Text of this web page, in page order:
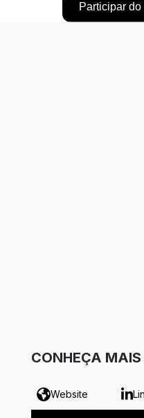
Participar
CONHEÇA MAIS
Website